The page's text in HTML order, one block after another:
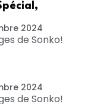
2024
2024